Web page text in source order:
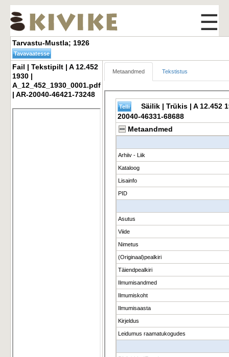
☰
Tarvastu-Mustla; 1926
Fail | Tekstipilt | A 12.452
1930 |
A_12_452_1930_0001.pdf
| AR-20040-46421-73248
Metaandmed Tekstistus